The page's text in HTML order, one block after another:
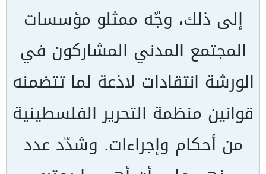
إلى ذلك، وجّه ممثلو مؤسسات
المجتمع المدني المشاركون في
الورشة انتقادات لاذعة لما تتضمنه
قوانين منظمة التحرير الفلسطينية
من أحكام وإجراءات. وشدّد عدد